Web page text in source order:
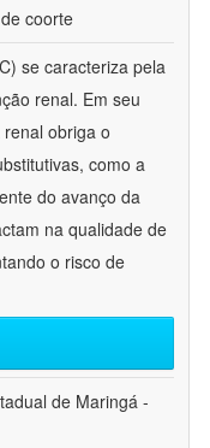
coorte
se caracteriza pela
renal. Em seu
obriga o
como a
do avanço da
na qualidade de
o risco de
de Maringá -